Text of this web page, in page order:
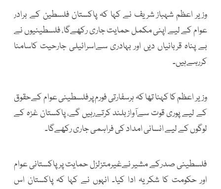
وزیر اعظم شہباز شریف نے کہا کہ پاکستان فلسطین کے برادر
عوام کے لیے اپنی مکمل حمایت جاری رکھےگا، فلسطینیوں نے
بے پناہ قربانیاں دیں اور بہادری سےاسرائیلی جارحیت کاسامنا
کررہےہیں۔
وزیر اعظم کا کہنا تھا کہ ہرسفارتی فورم پرفلسطینی عوام کےحقوق
کے لیے پوری قوت سےآوازبلند کرتےرہیں گے، پاکستان غزہ کے
لوگوں کے لیے انسانی امداد کی فراہمی جاری رکھےگا۔
فلسطینی صدرکے مشیر نےغیرمتزلزل حمایت پرپاکستانی عوام
اور حکومت کا شکریہ ادا کیا۔ انہوں نے کہا کہ پاکستان اس